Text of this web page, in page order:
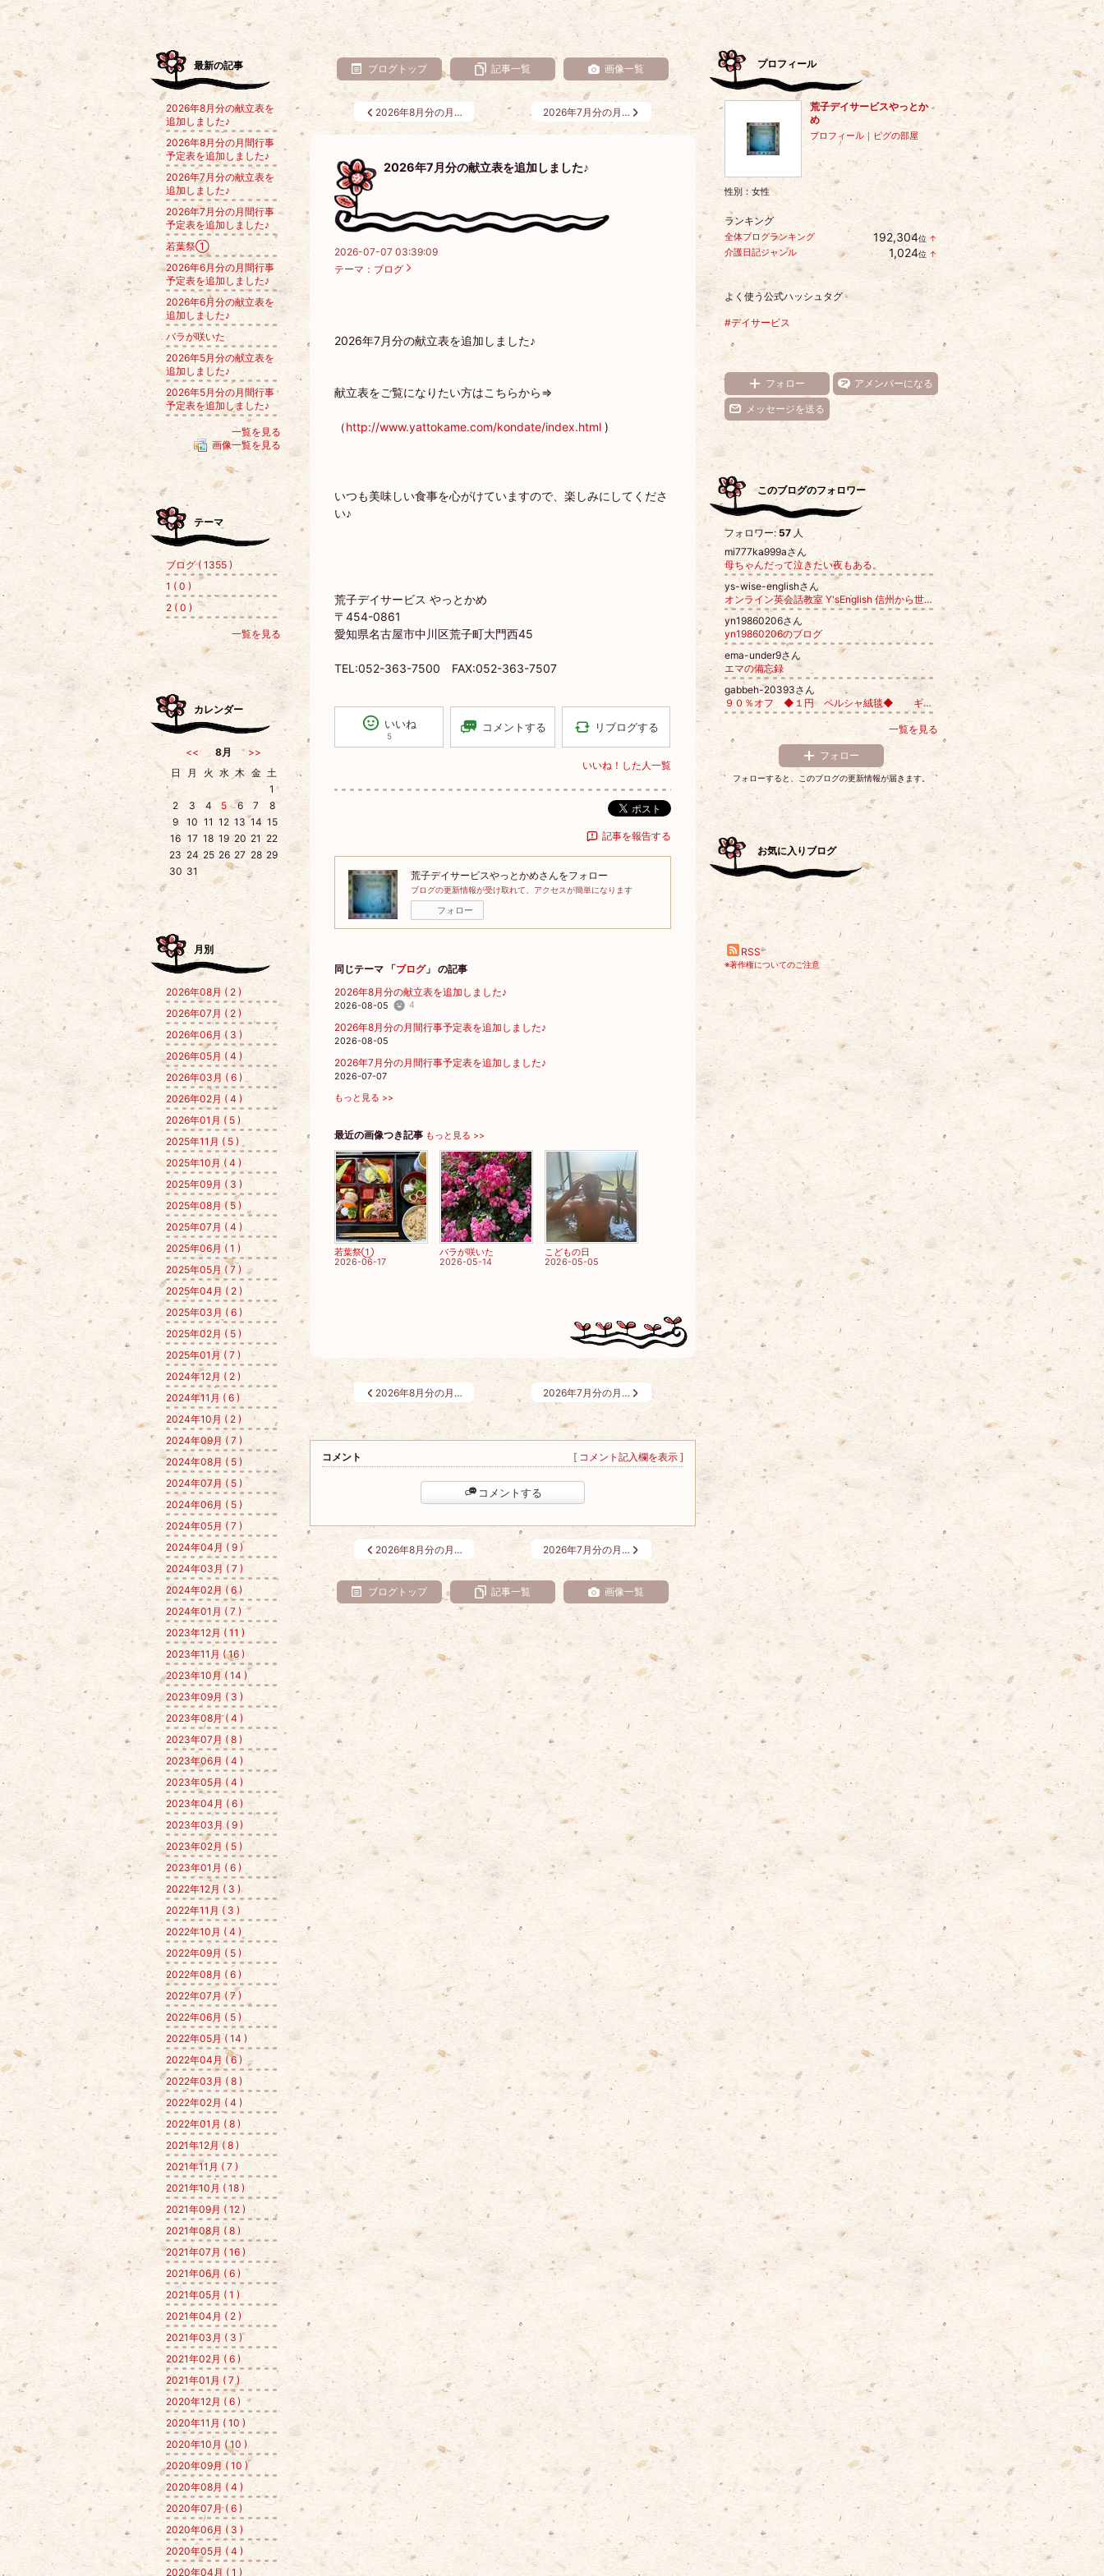
ブログトップ 記事一覧 画像一覧
2026年8月分の月… 2026年7月分の月…
2026年7月分の献立表を追加しました♪
2026-07-07 03:39:09
テーマ： ブログ
2026年7月分の献立表を追加しました♪
献立表をご覧になりたい方はこちらから⇒
（http://www.yattokame.com/kondate/index.html )
いつも美味しい食事を心がけていますので、楽しみにしてくださ
い♪
荒子デイサービス やっとかめ
〒454-0861
愛知県名古屋市中川区荒子町大門西45
TEL:052-363-7500 FAX:052-363-7507
いいね
5
コメントする リブログする
いいね！した人一覧
ポスト
記事を報告する
荒子デイサービスやっとかめさんをフォロー
ブログの更新情報が受け取れて、アクセスが簡単になります
フォロー
同じテーマ 「ブログ」 の記事
2026年8月分の献立表を追加しました♪
2026-08-05 4
2026年8月分の月間行事予定表を追加しました♪
2026-08-05
2026年7月分の月間行事予定表を追加しました♪
2026-07-07
もっと見る >>
最近の画像つき記事 もっと見る >>
若葉祭①
2026-06-17
バラが咲いた
2026-05-14
こどもの日
2026-05-05
2026年8月分の月… 2026年7月分の月…
[ コメント記入欄を表示 ]
コメント
コメントする
2026年8月分の月… 2026年7月分の月…
ブログトップ 記事一覧 画像一覧
プロフィール
荒子デイサービスやっとか
め
プロフィール ｜ ピグの部屋
性別： 女性
ランキング
全体ブログランキング 192,304位 ↑
グ
上
介護日記ジャンル 1,024位 ↑
ラ
グ
よく使う公式ハッシュタグ
#デイサービス
フォロー アメンバーになる
メッセージを送る
このブログのフォロワー
フォロワー: 57人
mi777ka999aさん
母ちゃんだって泣きたい夜もある。
ys-wise-englishさん
オンライン英会話教室 Y'sEnglish 信州から世界へ！
yn19860206さん
yn19860206のブログ
ema-under9さん
エマの備忘録
gabbeh-20393さん
９０％オフ ◆１円 ペルシャ絨毯◆ ギャッベ
一覧を見る
フォロー
フォローすると、このブログの更新情報が届きます。
お気に入りブログ
RSS
※著作権についてのご注意
最新の記事
2026年8月分の献立表を
追加しました♪
2026年8月分の月間行事
予定表を追加しました♪
2026年7月分の献立表を
追加しました♪
2026年7月分の月間行事
予定表を追加しました♪
若葉祭①
2026年6月分の月間行事
予定表を追加しました♪
2026年6月分の献立表を
追加しました♪
バラが咲いた
2026年5月分の献立表を
追加しました♪
2026年5月分の月間行事
予定表を追加しました♪
一覧を見る
画像一覧を見る
テーマ
ブログ ( 1355 )
1 ( 0 )
2 ( 0 )
一覧を見る
カレンダー
<< 8月
>>
日
月 火 水 木 金 土
1
2
3 4 5 6 7
8
9
10 11 12 13 14 15
16 17 18 19 20 21 22
23 24 25 26 27 28 29
30 31
月別
2026年08月 ( 2 )
2026年07月 ( 2 )
2026年06月 ( 3 )
2026年05月 ( 4 )
2026年03月 ( 6 )
2026年02月 ( 4 )
2026年01月 ( 5 )
2025年11月 ( 5 )
2025年10月 ( 4 )
2025年09月 ( 3 )
2025年08月 ( 5 )
2025年07月 ( 4 )
2025年06月 ( 1 )
2025年05月 ( 7 )
2025年04月 ( 2 )
2025年03月 ( 6 )
2025年02月 ( 5 )
2025年01月 ( 7 )
2024年12月 ( 2 )
2024年11月 ( 6 )
2024年10月 ( 2 )
2024年09月 ( 7 )
2024年08月 ( 5 )
2024年07月 ( 5 )
2024年06月 ( 5 )
2024年05月 ( 7 )
2024年04月 ( 9 )
2024年03月 ( 7 )
2024年02月 ( 6 )
2024年01月 ( 7 )
2023年12月 ( 11 )
2023年11月 ( 16 )
2023年10月 ( 14 )
2023年09月 ( 3 )
2023年08月 ( 4 )
2023年07月 ( 8 )
2023年06月 ( 4 )
2023年05月 ( 4 )
2023年04月 ( 6 )
2023年03月 ( 9 )
2023年02月 ( 5 )
2023年01月 ( 6 )
2022年12月 ( 3 )
2022年11月 ( 3 )
2022年10月 ( 4 )
2022年09月 ( 5 )
2022年08月 ( 6 )
2022年07月 ( 7 )
2022年06月 ( 5 )
2022年05月 ( 14 )
2022年04月 ( 6 )
2022年03月 ( 8 )
2022年02月 ( 4 )
2022年01月 ( 8 )
2021年12月 ( 8 )
2021年11月 ( 7 )
2021年10月 ( 18 )
2021年09月 ( 12 )
2021年08月 ( 8 )
2021年07月 ( 16 )
2021年06月 ( 6 )
2021年05月 ( 1 )
2021年04月 ( 2 )
2021年03月 ( 3 )
2021年02月 ( 6 )
2021年01月 ( 7 )
2020年12月 ( 6 )
2020年11月 ( 10 )
2020年10月 ( 10 )
2020年09月 ( 10 )
2020年08月 ( 4 )
2020年07月 ( 6 )
2020年06月 ( 3 )
2020年05月 ( 4 )
2020年04月 ( 1 )